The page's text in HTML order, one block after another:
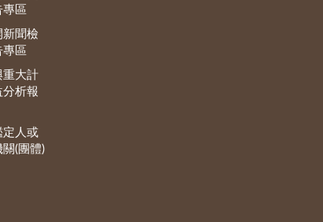
專區
新聞檢
專區
重大計
分析報
定人或
(團體)